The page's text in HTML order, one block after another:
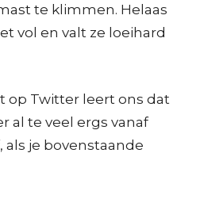
te klimmen. Helaas
vol en valt ze loeihard
op Twitter leert ons dat
al te veel ergs vanaf
als je bovenstaande